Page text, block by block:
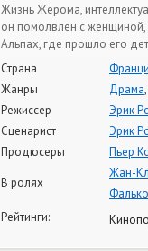
Жизнь Жерома,
он помолвлен с женщиной,
Альпах, где прошло его
Страна
Жанры
Драма,
Режиссер
Эрик
Сценарист
Эрик
Продюсеры
Пьер
В ролях
Жан-
Рейтинги: